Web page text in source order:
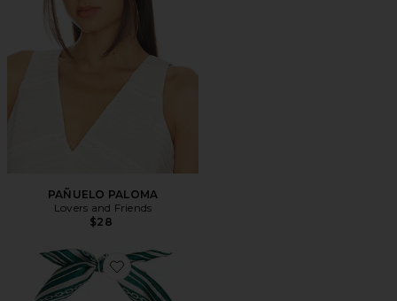
PAÑUELO PALOMA
Lovers and Friends
$28
Favorite PAÑUELO OLD FLORIDA SILK